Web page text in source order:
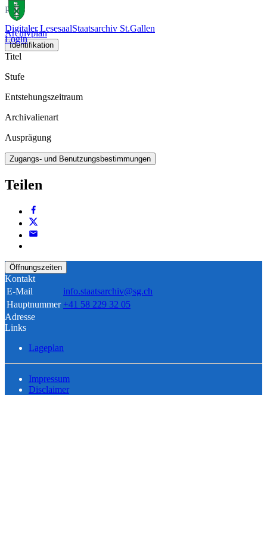
Digitaler LesesaalStaatsarchiv St.Gallen
Login
Plan
Archivplan
Identifikation
Titel
Stufe
Entstehungszeitraum
Archivalienart
Ausprägung
Zugangs- und Benutzungsbestimmungen
Teilen
Öffnungszeiten
Kontakt
E-Mail
info.staatsarchiv@sg.ch
Hauptnummer +41 58 229 32 05
Adresse
Links
Lageplan
Impressum
Disclaimer